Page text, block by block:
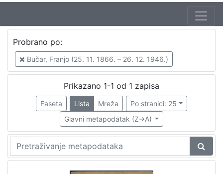
Jezik
hrvatski
cjelina
Sport
Probrano po:
Bučar, Franjo (25. 11. 1866. – 26. 12. 1946.)
Prikazano 1-1 od 1 zapisa
Faseta Lista Mreža
Po stranici: 25
Glavni metapodatak (Z->A)